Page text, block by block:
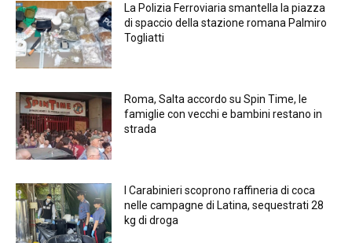
La Polizia Ferroviaria smantella la piazza
di spaccio della stazione romana Palmiro
Togliatti
Roma, Salta accordo su Spin Time, le
famiglie con vecchi e bambini restano in
strada
I Carabinieri scoprono raffineria di coca
nelle campagne di Latina, sequestrati 28
kg di droga